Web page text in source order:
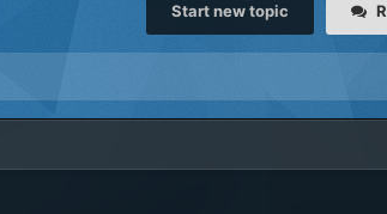
Start new topic